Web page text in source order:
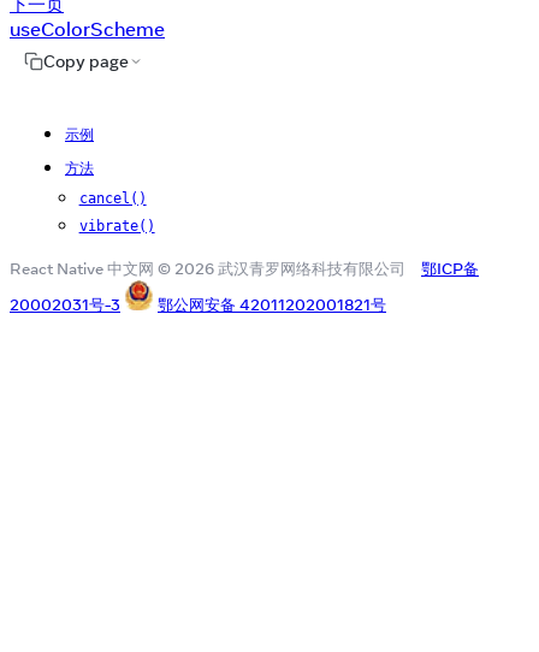
下一页
useColorScheme
Copy page
示例
方法
cancel()
vibrate()
React Native 中文网 © 2026 武汉青罗网络科技有限公司
鄂ICP备
20002031号-3
鄂公网安备 42011202001821号